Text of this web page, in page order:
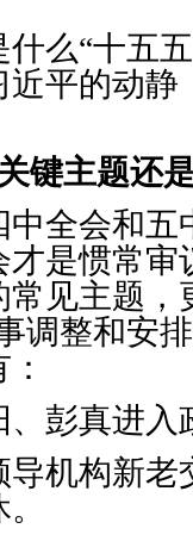
么“十五
平的动静
键主题还
全会和五
是惯常审
见主题，
调整和安
、彭真进入
导机构新老